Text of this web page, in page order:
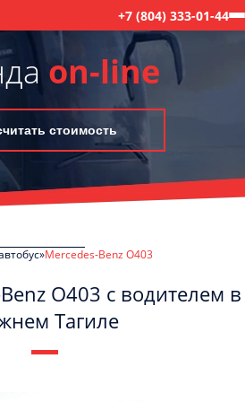
+7 (804) 333-01-44
on-line
стоимость
Mercedes-Benz О403
О403 с водителем в
Тагиле
даю согласие на